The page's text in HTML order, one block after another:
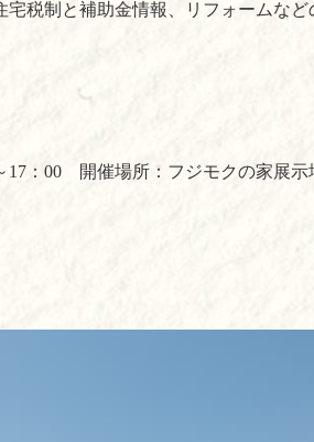
税制と補助金情報、リフォームなど
17 ： 00 開催場所：フジモクの家展示